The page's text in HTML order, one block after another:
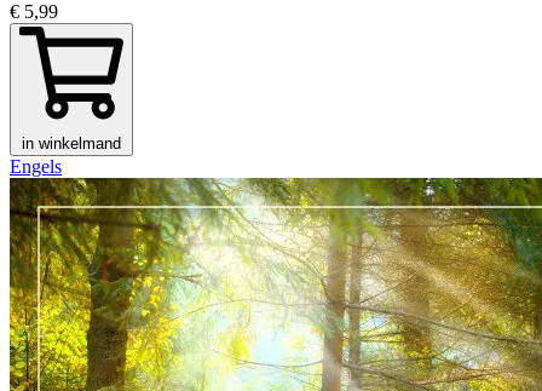
€ 5,99
in winkelmand
Engels